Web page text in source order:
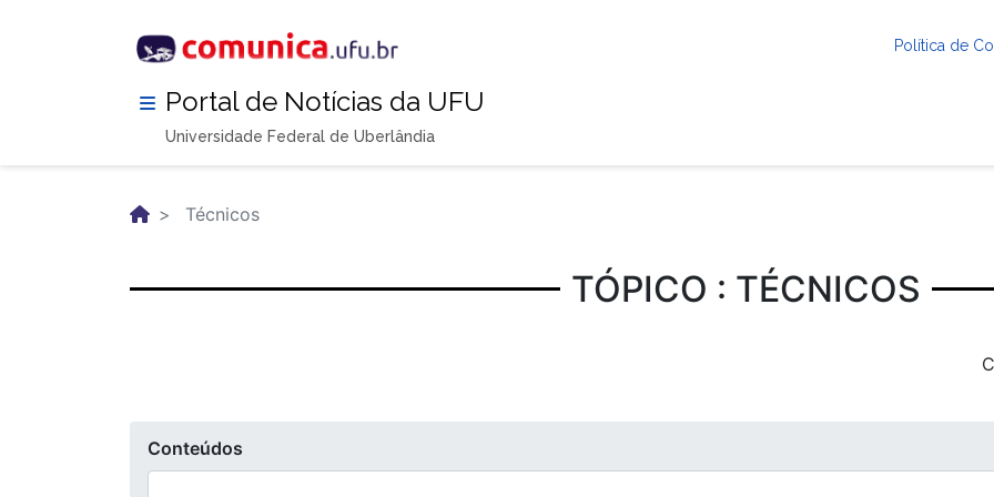
Política de
Portal de Notícias da UFU
Universidade Federal de Uberlândia
Técnicos
TÓPICO : TÉCNICOS
Conteúdos